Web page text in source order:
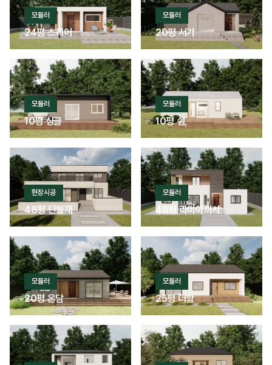
모듈러
24평 스퀘어
모듈러
20평 서가
모듈러
10평 싱글
모듈러
10평 쉼,
현장시공
48평 단월재
모듈러
48평 라미아까사
모듈러
20평 온담
모듈러
25평 더함